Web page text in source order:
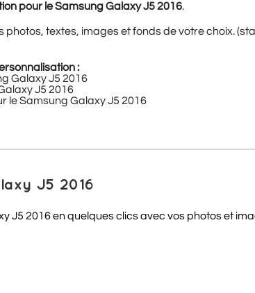
pour le Samsung Galaxy J5 2016.
photos, textes, images et fonds de votre choix.
:
Galaxy J5 2016
J5 2016
le Samsung Galaxy J5 2016
J5 2016
J5 2016 en quelques clics avec vos photos et